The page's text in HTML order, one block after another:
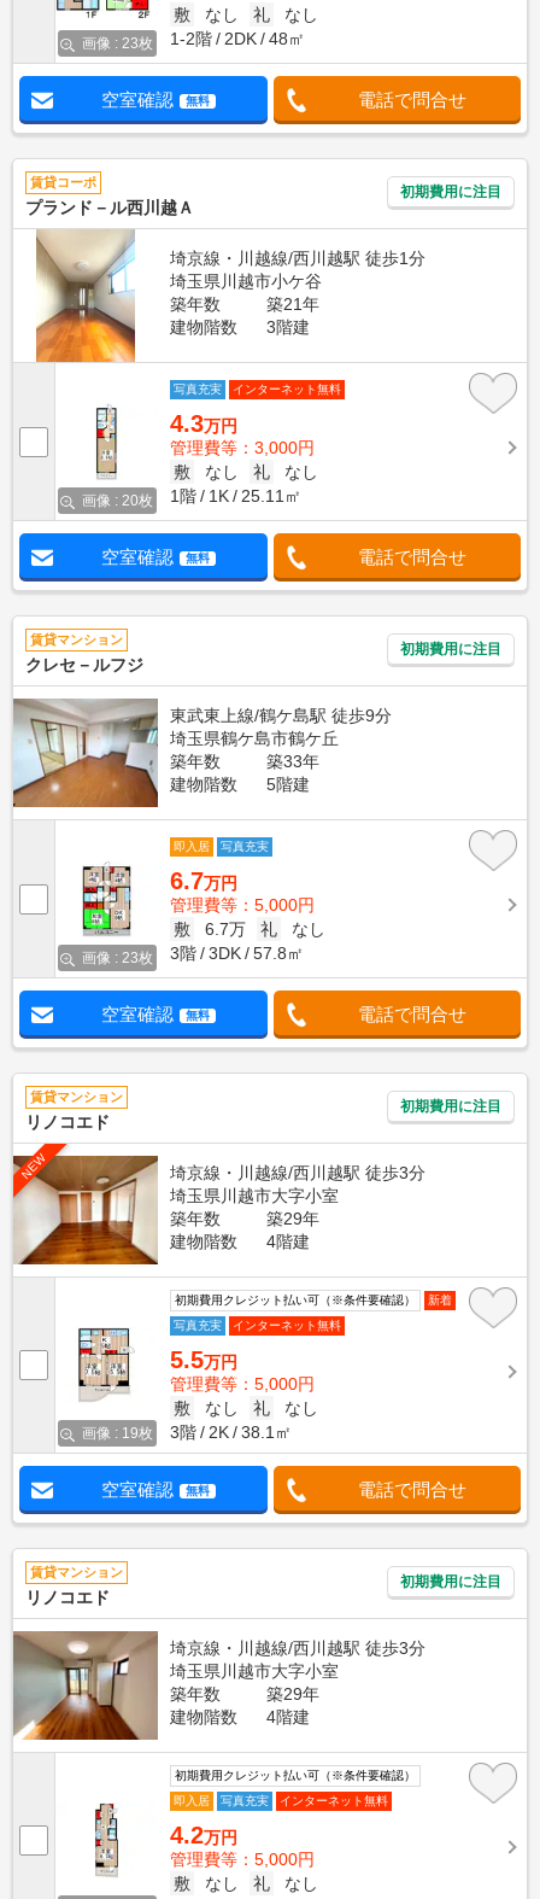
画像 : 23枚
敷 なし 礼
なし
1-2階
2DK 48㎡
空室確認 無料 電話で問合せ
賃貸コーポ
プランド－ル西川越Ａ
初期費用に注目
埼京線・川越線/西川越駅 徒歩1分
埼玉県川越市小ケ谷
築年数
築21年
建物階数
3階建
画像 : 20枚
写真充実 インターネット無料
4.3万円
管理費等：3,000円
敷
なし 礼
なし
1階
1K 25.11㎡
空室確認 無料 電話で問合せ
賃貸マンション
クレセ－ルフジ
初期費用に注目
東武東上線/鶴ケ島駅 徒歩9分
埼玉県鶴ケ島市鶴ケ丘
築年数
築33年
建物階数
5階建
画像 : 23枚
即入居 写真充実
6.7万円
管理費等：5,000円
敷
6.7万 礼
なし
3階
3DK 57.8㎡
空室確認 無料 電話で問合せ
賃貸マンション
リノコエド
初期費用に注目
NEW
埼京線・川越線/西川越駅 徒歩3分
埼玉県川越市大字小室
築年数
築29年
建物階数
4階建
画像 : 19枚
初期費用クレジット払い可（※条件要確認）
新着
写真充実
インターネット無料
5.5万円
管理費等：5,000円
敷
なし 礼
なし
3階
2K 38.1㎡
空室確認 無料 電話で問合せ
賃貸マンション
リノコエド
初期費用に注目
埼京線・川越線/西川越駅 徒歩3分
埼玉県川越市大字小室
築年数
築29年
建物階数
4階建
初期費用クレジット払い可（※条件要確認）
即入居
写真充実 インターネット無料
4.2万円
管理費等：5,000円
敷
なし 礼
なし